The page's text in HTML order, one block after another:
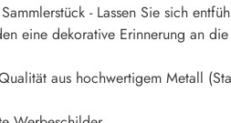
- Lassen Sie sich
eine dekorative Erinnerung an
aus hochwertigem Metall